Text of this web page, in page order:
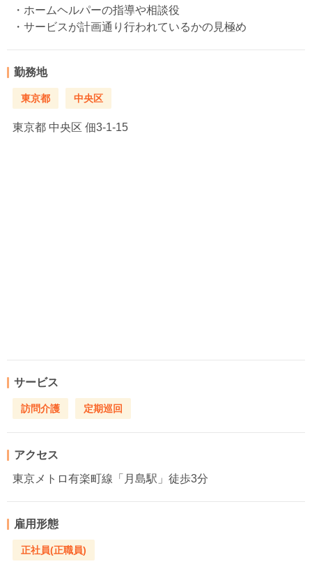
・ホームヘルパーの指導や相談役
・サービスが計画通り行われているかの見極め
勤務地
東京都 中央区
東京都 中央区 佃3-1-15
サービス
訪問介護 定期巡回
アクセス
東京メトロ有楽町線「月島駅」徒歩3分
雇用形態
正社員(正職員)